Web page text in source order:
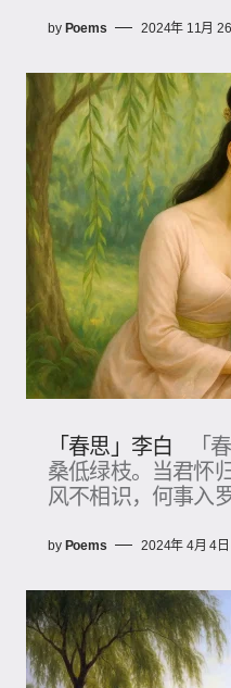
by Poems 2024年 11月 26
「春思」李白
「
桑低绿枝。当君怀
风不相识，何事入
by Poems 2024年 4月 4日